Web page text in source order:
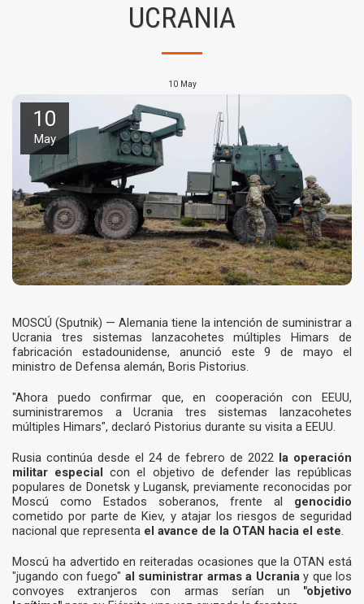
UCRANIA
10 May
10
May
MOSCÚ (Sputnik) — Alemania tiene la intención de suministrar a
Ucrania tres sistemas lanzacohetes múltiples Himars de
fabricación estadounidense, anunció este 9 de mayo el
ministro de Defensa alemán, Boris Pistorius.
"Ahora puedo confirmar que, en cooperación con EEUU,
suministraremos a Ucrania tres sistemas lanzacohetes
múltiples Himars", declaró Pistorius durante su visita a EEUU.
Rusia continúa desde el 24 de febrero de 2022 la operación
militar especial con el objetivo de defender las repúblicas
populares de Donetsk y Lugansk, previamente reconocidas por
Moscú como Estados soberanos, frente al genocidio
cometido por parte de Kiev, y atajar los riesgos de seguridad
nacional que representa el avance de la OTAN hacia el este.
Moscú ha advertido en reiteradas ocasiones que la OTAN está
"jugando con fuego" al suministrar armas a Ucraniay que los
convoyes extranjeros con armas serían un "objetivo